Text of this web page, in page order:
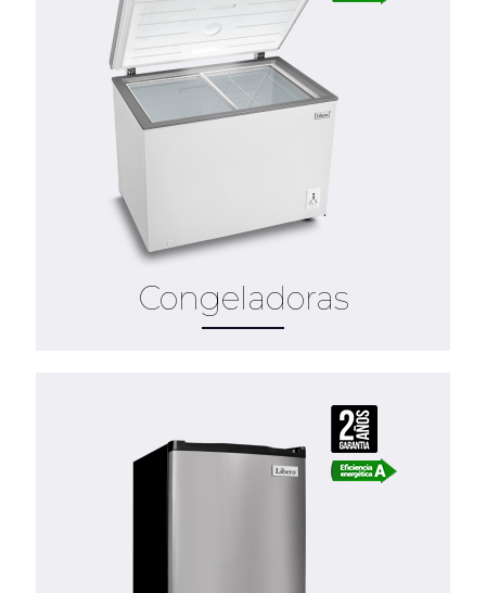
Congeladoras